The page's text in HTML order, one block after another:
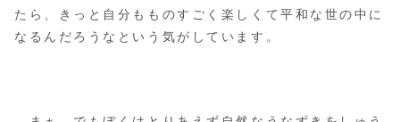
たら、きっと自分もものすごく楽しくて平和な世の中に
なるんだろうなという気がしています。